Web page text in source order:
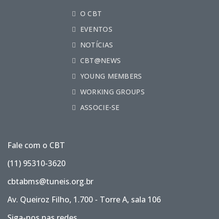
O CBT
EVENTOS
NOTÍCIAS
CBT@NEWS
YOUNG MEMBERS
WORKING GROUPS
ASSOCIE-SE
Fale com o CBT
(11) 95310-3620
cbtabms@tuneis.org.br
Av. Queiroz Filho, 1.700 - Torre A, sala 106